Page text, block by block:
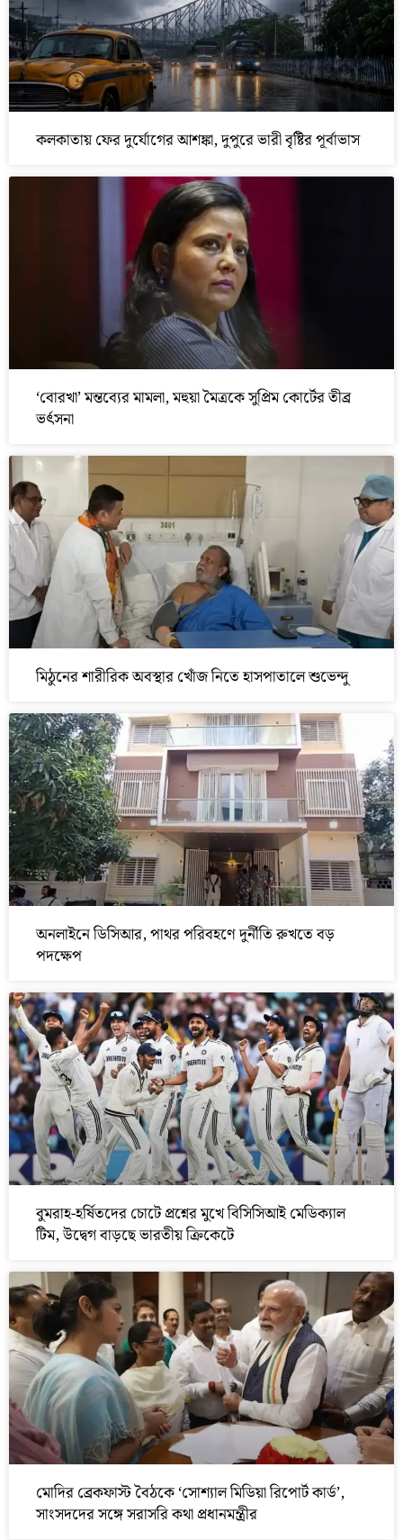
কলকাতায় ফের দুর্যোগের আশঙ্কা, দুপুরে ভারী বৃষ্টির পূর্বাভাস
‘বোরখা’ মন্তব্যের মামলা, মহুয়া মৈত্রকে সুপ্রিম কোর্টের তীব্র
ভর্ৎসনা
মিঠুনের শারীরিক অবস্থার খোঁজ নিতে হাসপাতালে শুভেন্দু
অনলাইনে ডিসিআর, পাথর পরিবহণে দুর্নীতি রুখতে বড়
পদক্ষেপ
বুমরাহ-হর্ষিতদের চোটে প্রশ্নের মুখে বিসিসিআই মেডিক্যাল
টিম, উদ্বেগ বাড়ছে ভারতীয় ক্রিকেটে
মোদির ব্রেকফাস্ট বৈঠকে ‘সোশ্যাল মিডিয়া রিপোর্ট কার্ড’,
সাংসদদের সঙ্গে সরাসরি কথা প্রধানমন্ত্রীর